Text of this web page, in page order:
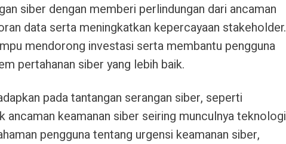
siber dengan memberi perlindungan dari ancaman
data serta meningkatkan kepercayaan stakeholder.
mendorong investasi serta membantu pengguna
pertahanan siber yang lebih baik.
pada tantangan serangan siber, seperti
ancaman keamanan siber seiring munculnya teknologi
pengguna tentang urgensi keamanan siber,